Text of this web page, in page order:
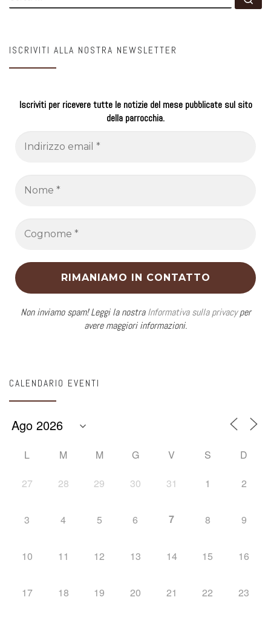
ISCRIVITI ALLA NOSTRA NEWSLETTER
Iscriviti per ricevere tutte le notizie del mese pubblicate sul sito
della parrocchia.
Non inviamo spam! Leggi la nostraInformativa sulla privacyper
avere maggiori informazioni.
CALENDARIO EVENTI
L M M G V S D
27 28 29 30 31 1 2
3 4 5 6 7 8 9
10 11 12 13 14 15 16
17 18 19 20 21 22 23